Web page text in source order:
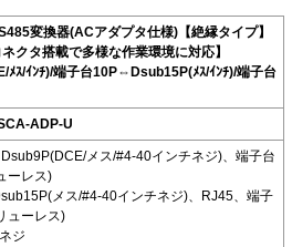
変換器(ACアダプタ仕様)【絶縁タイプ】
ネクタ搭載で多様な作業環境に対応】
ﾒｽ/ｲﾝﾁ)/端子台10P⇔Dsub15P(ﾒｽ/ｲﾝﾁ)/端子台
ADP-U
メス/#4-40インチネジ)、端子台
ーレス)
メス/#4-40インチネジ)、RJ45、端子
ューレス)
ジ